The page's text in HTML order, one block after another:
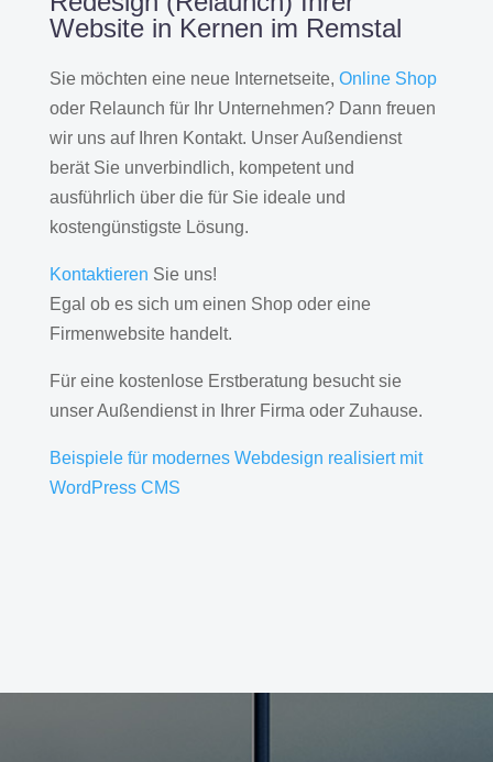
Website in Kernen im Remstal
Sie möchten eine neue Internetseite, Online Shop
oder Relaunch für Ihr Unternehmen? Dann freuen
wir uns auf Ihren Kontakt. Unser Außendienst
berät Sie unverbindlich, kompetent und
ausführlich über die für Sie ideale und
kostengünstigste Lösung.
Kontaktieren Sie uns!
Egal ob es sich um einen Shop oder eine
Firmenwebsite handelt.
Für eine kostenlose Erstberatung besucht sie
unser Außendienst in Ihrer Firma oder Zuhause.
Beispiele für modernes Webdesign realisiert mit
WordPress CMS